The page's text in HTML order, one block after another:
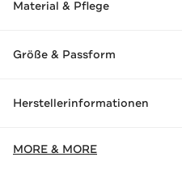
Material & Pflege
Größe & Passform
Herstellerinformationen
MORE & MORE